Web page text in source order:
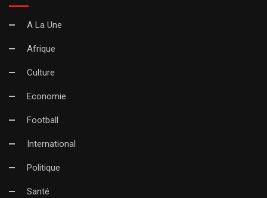
A La Une
Afrique
Culture
Economie
Football
International
Politique
Santé